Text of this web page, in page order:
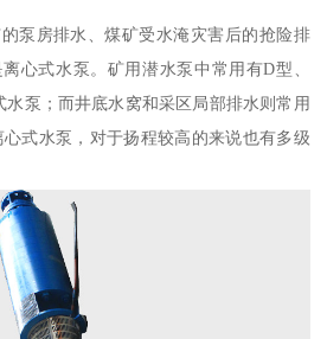
泵房排水、煤矿受水淹灾害后的抢险排
心式水泵。矿用潜水泵中常用有D型、
泵；而井底水窝和采区局部排水则常用
式水泵，对于扬程较高的来说也有多级